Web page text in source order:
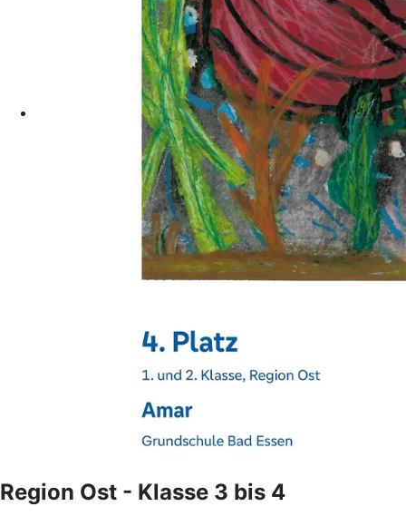
Region Ost - Klasse 3 bis 4